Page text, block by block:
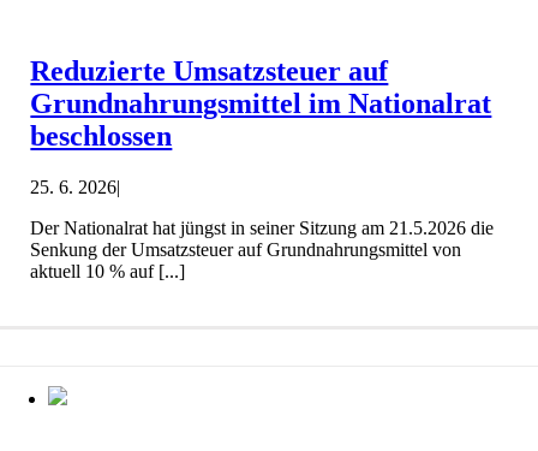
Reduzierte Umsatzsteuer auf
Grundnahrungsmittel im Nationalrat
beschlossen
25. 6. 2026|
Der Nationalrat hat jüngst in seiner Sitzung am 21.5.2026 die
Senkung der Umsatzsteuer auf Grundnahrungsmittel von
aktuell 10 % auf [...]